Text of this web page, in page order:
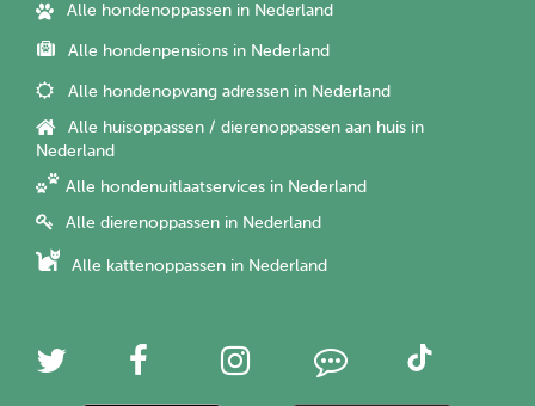
Alle hondenoppassen in Nederland
Alle hondenpensions in Nederland
Alle hondenopvang adressen in Nederland
Alle huisoppassen / dierenoppassen aan huis in
Nederland
Alle hondenuitlaatservices in Nederland
Alle dierenoppassen in Nederland
Alle kattenoppassen in Nederland